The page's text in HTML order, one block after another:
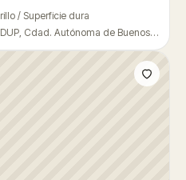
/ Superficie dura
Av. Coronel Roca 4000, C1437 DUP, Cdad. Autónoma de Buenos Aires, Argentina, Villa Soldati